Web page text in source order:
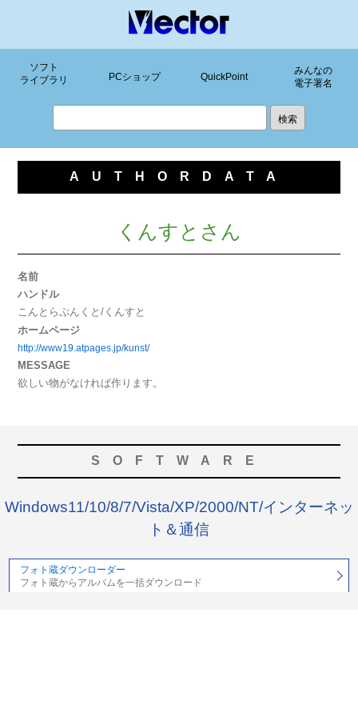
ソフト
ライブラリ
PCショップ QuickPoint
みんなの
電子署名
AUTHORDATA
くんすとさん
名前
ハンドル
こんとらぷんくと/くんすと
ホームページ
http://www19.atpages.jp/kunst/
MESSAGE
欲しい物がなければ作ります。
SOFTWARE
Windows11/10/8/7/Vista/XP/2000/NT/インターネッ
ト＆通信
フォト蔵ダウンローダー
フォト蔵からアルバムを一括ダウンロード